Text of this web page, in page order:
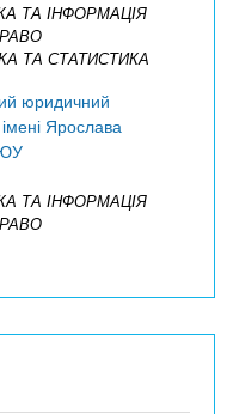
ТА ІНФОРМАЦІЯ
ТА СТАТИСТИКА
юридичний
Ярослава
ТА ІНФОРМАЦІЯ